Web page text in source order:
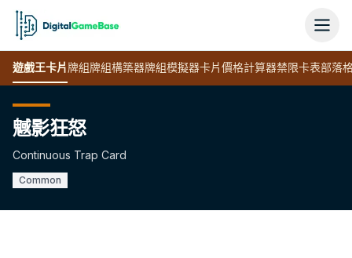
遊戲王卡片牌組牌組構築器牌組模擬器卡片價格計算器禁限卡表部落
魊影狂怒
Continuous Trap Card
Common